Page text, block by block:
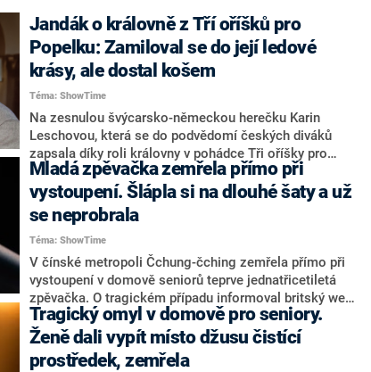
Jandák o královně z Tří oříšků pro
Popelku: Zamiloval se do její ledové
krásy, ale dostal košem
Téma: ShowTime
Na zesnulou švýcarsko-německou herečku Karin
Leschovou, která se do podvědomí českých diváků
zapsala díky roli královny v pohádce Tři oříšky pro
Popelku, s úctou vzpomíná také Vítězslav Jandák. Jak
pro CNN Prima NEWS prozradil, během natáčení
zmíněné pohádky, v níž ztvárnil postavu princova
pobočníka Kamila, se do ní zamiloval. Jak jeho pokus
o sblížení dopadl?
Mladá zpěvačka zemřela přímo při
vystoupení. Šlápla si na dlouhé šaty a už
se neprobrala
Téma: ShowTime
V čínské metropoli Čchung-čching zemřela přímo při
vystoupení v domově seniorů teprve jednatřicetiletá
zpěvačka. O tragickém případu informoval britský web
The Mirror.
Tragický omyl v domově pro seniory.
Ženě dali vypít místo džusu čistící
prostředek, zemřela